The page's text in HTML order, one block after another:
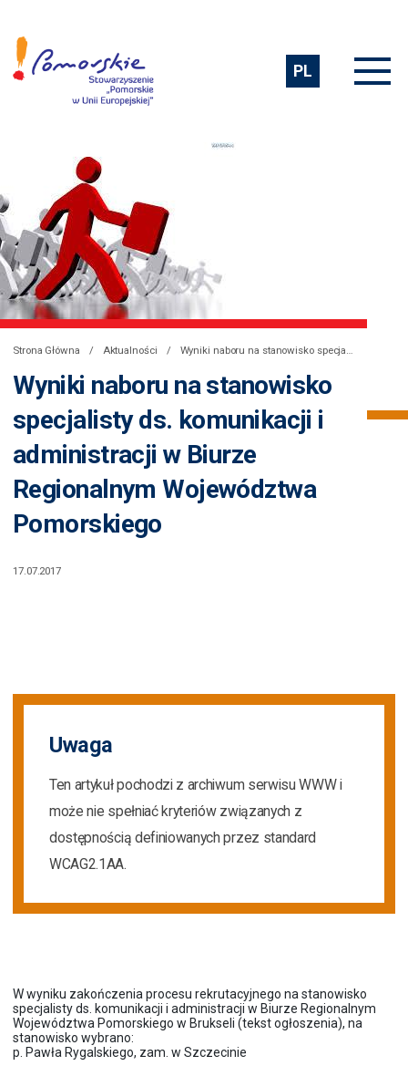
PL
Strona Główna Aktualności Wyniki naboru na stanowisko specjalisty ds. komunikacji i administracji w Biurze Regionalnym Województwa Pomorskiego
Wyniki naboru na stanowisko
specjalisty ds. komunikacji i
administracji w Biurze
Regionalnym Województwa
Pomorskiego
17.07.2017
Uwaga
Ten artykuł pochodzi z archiwum serwisu WWW i
może nie spełniać kryteriów związanych z
dostępnością definiowanych przez standard
WCAG2.1AA.
W wyniku zakończenia procesu rekrutacyjnego na stanowisko
specjalisty ds. komunikacji i administracji w Biurze Regionalnym
Województwa Pomorskiego w Brukseli (tekst ogłoszenia), na
stanowisko wybrano:
p. Pawła Rygalskiego, zam. w Szczecinie